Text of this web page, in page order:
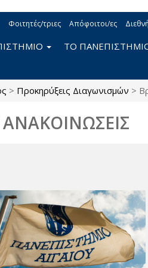
Φοιτητές/τριες Απόφοιτοι/ες Διεθνή
ΤΟ
> Προκηρύξεις Διαγωνισμών >